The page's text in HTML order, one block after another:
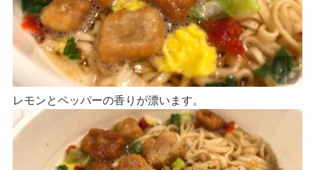
レモンとペッパーの香りが漂います。